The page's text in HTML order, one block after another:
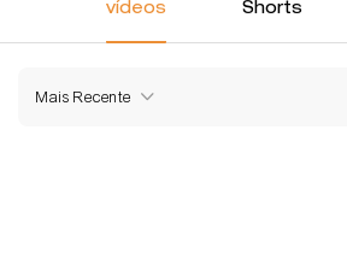
vídeos Shorts
Mais Recente